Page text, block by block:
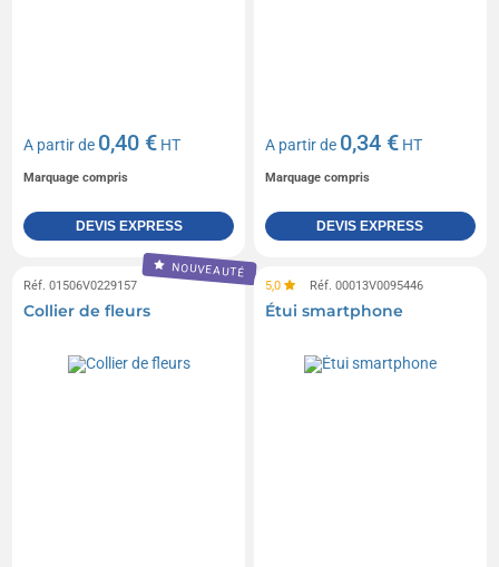
A partir de 0,40 € HT
Marquage compris
DEVIS EXPRESS
A partir de 0,34 € HT
Marquage compris
DEVIS EXPRESS
NOUVEAUTÉ
Réf. 01506V0229157
Collier de fleurs
5,0 Réf. 00013V0095446
Étui smartphone